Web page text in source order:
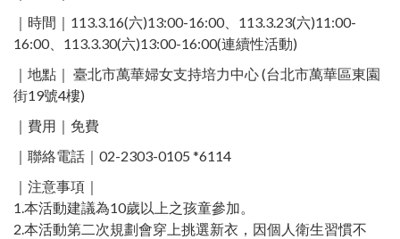
｜時間｜113.3.16(六)13:00-16:00、113.3.23(六)11:00-
16:00、113.3.30(六)13:00-16:00(連續性活動)
｜地點｜ 臺北市萬華婦女支持培力中心 (台北市萬華區東園
街19號4樓)​
｜費用｜免費
｜聯絡電話｜02-2303-0105 *6114​
｜注意事項｜
1.本活動建議為10歲以上之孩童參加。
2.本活動第二次規劃會穿上挑選新衣，因個人衛生習慣不